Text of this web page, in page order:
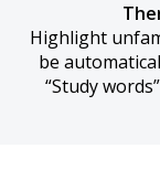
Highlight
be
“Study